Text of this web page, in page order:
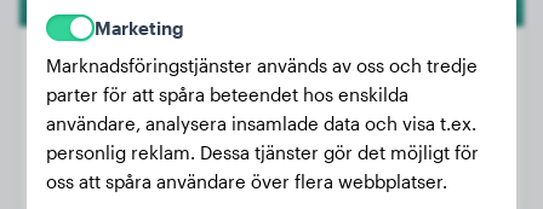
Vikt:
36 kg
Ålder:
3 år, 8 månader
Kön:
Honhund
Marketing
Marknadsföringstjänster används av oss och tredje
parter för att spåra beteendet hos enskilda
användare, analysera insamlade data och visa t.ex.
personlig reklam. Dessa tjänster gör det möjligt för
oss att spåra användare över flera webbplatser.